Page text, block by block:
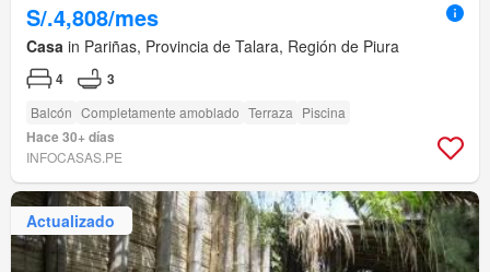
S/.4,808/mes
Casa in Pariñas, Provincia de Talara, Región de Piura
4 3
Balcón Completamente amoblado Terraza Piscina
Hace 30+ días
INFOCASAS.PE
Actualizado